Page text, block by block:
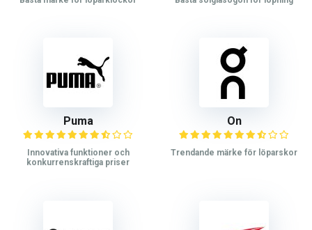
Puma
Innovativa funktioner och
konkurrenskraftiga priser
On
Trendande märke för löparskor